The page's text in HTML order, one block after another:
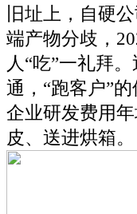
旧址上，自硬
端产物分歧，
人“吃”一礼拜
通，“跑客户”
企业研发费用
皮、送进烘箱。